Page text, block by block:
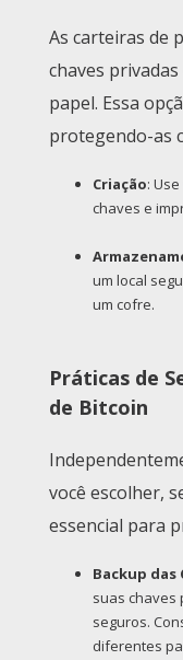
As carteiras de
chaves
papel. Essa
protegendo-as
Criação:
chaves e
um local
um cofre.
Práticas de
de Bitcoin
você escolher,
essencial para
Backup das
suas chaves
seguros.
diferentes